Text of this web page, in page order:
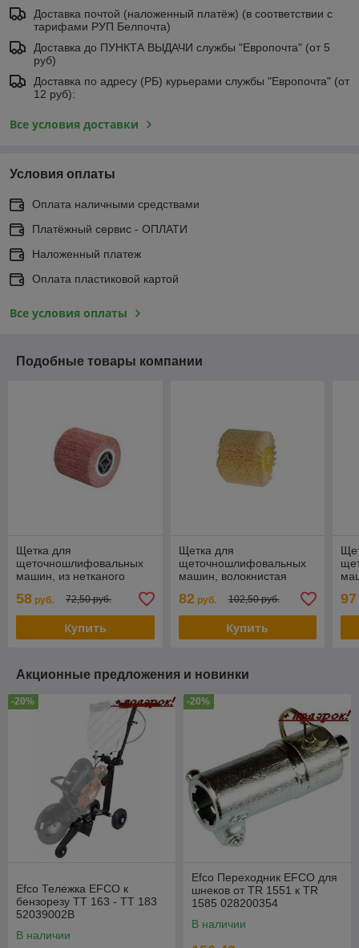
Доставка почтой (наложенный платёж) (в соответствии с
тарифами РУП Белпочта)
Доставка до ПУНКТА ВЫДАЧИ службы "Европочта" (от 5
руб)
Доставка по адресу (РБ) курьерами службы "Европочта" (от
12 руб):
Все условия доставки
Условия оплаты
Оплата наличными средствами
Платёжный сервис - ОПЛАТИ
Наложенный платеж
Оплата пластиковой картой
Все условия оплаты
Подобные товары компании
Щетка для
щеточношлифовальных
машин, из нетканого
материала (110x100 mm)
для матовой отделки и
финишного
58 руб. 72,50 руб.
Купить
Щетка для
щеточношлифовальных
машин, волокнистая
браширования (Щ-110/1
Felisatti)
82руб. 102,50 руб.
Купить
97
Акционные предложения и новинки
-20%
Efco Тележка EFCO к
бензорезу TT 163 - TT 183
52039002B
В наличии
-20%
Efco Переходник EFCO для
шнеков от TR 1551 к TR
1585 028200354
В наличии